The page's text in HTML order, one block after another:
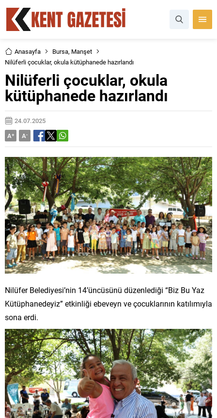
Anasayfa Bursa, Manşet
Nilüferli çocuklar, okula kütüphanede hazırlandı
Nilüferli çocuklar, okula
kütüphanede hazırlandı
24.07.2025
A+ A-
Nilüfer Belediyesi’nin 14’üncüsünü düzenlediği “Biz Bu Yaz
Kütüphanedeyiz” etkinliği ebeveyn ve çocuklarının katılımıyla
sona erdi.